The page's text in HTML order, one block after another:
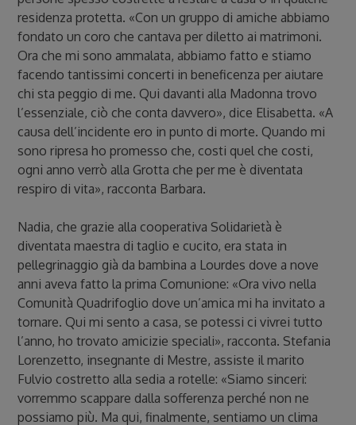
residenza protetta. «Con un gruppo di amiche abbiamo
fondato un coro che cantava per diletto ai matrimoni.
Ora che mi sono ammalata, abbiamo fatto e stiamo
facendo tantissimi concerti in beneficenza per aiutare
chi sta peggio di me. Qui davanti alla Madonna trovo
l’essenziale, ciò che conta davvero», dice Elisabetta. «A
causa dell’incidente ero in punto di morte. Quando mi
sono ripresa ho promesso che, costi quel che costi,
ogni anno verrò alla Grotta che per me è diventata
respiro di vita», racconta Barbara.
Nadia, che grazie alla cooperativa Solidarietà è
diventata maestra di taglio e cucito, era stata in
pellegrinaggio già da bambina a Lourdes dove a nove
anni aveva fatto la prima Comunione: «Ora vivo nella
Comunità Quadrifoglio dove un’amica mi ha invitato a
tornare. Qui mi sento a casa, se potessi ci vivrei tutto
l’anno, ho trovato amicizie speciali», racconta. Stefania
Lorenzetto, insegnante di Mestre, assiste il marito
Fulvio costretto alla sedia a rotelle: «Siamo sinceri:
vorremmo scappare dalla sofferenza perché non ne
possiamo più. Ma qui, finalmente, sentiamo un clima